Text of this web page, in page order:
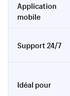
Application
mobile
Support 24/7
Idéal pour